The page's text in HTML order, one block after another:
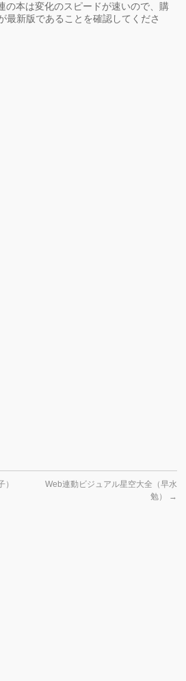
本は変化のスピードが速いので、購
最新版であることを確認してくださ
Web連動ビジュアル星空大全（早水
勉）
→